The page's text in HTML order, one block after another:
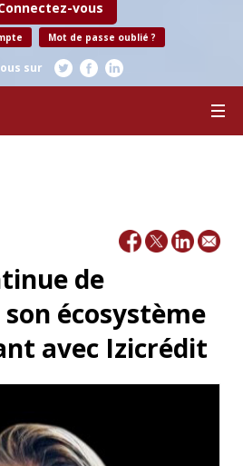
vous
Mot de passe oublié ?
sur
de
écosystème
avec Izicrédit